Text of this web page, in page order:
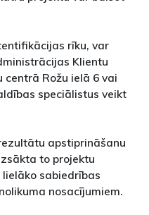
rīku, var
Klientu
centrā Rožu ielā 6 vai
speciālistus veikt
apstiprināšanu
to projektu
sabiedrības
nosacījumiem.